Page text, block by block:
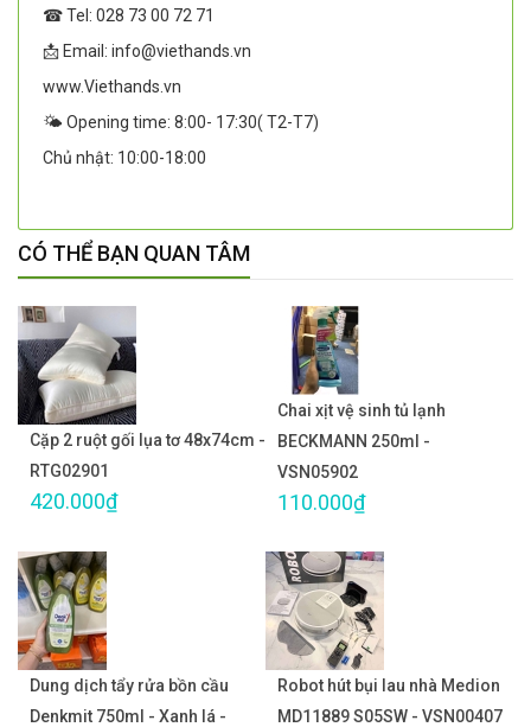
☎ Tel: 028 73 00 72 71
📩 Email: info@viethands.vn
www.Viethands.vn
🌤️ Opening time: 8:00- 17:30( T2-T7)
Chủ nhật: 10:00-18:00
CÓ THỂ BẠN QUAN TÂM
Cặp 2 ruột gối lụa tơ 48x74cm -
RTG02901
420.000₫
Chai xịt vệ sinh tủ lạnh
BECKMANN 250ml -
VSN05902
110.000₫
Dung dịch tẩy rửa bồn cầu
Denkmit 750ml - Xanh lá -
Robot hút bụi lau nhà Medion
MD11889 S05SW - VSN00407